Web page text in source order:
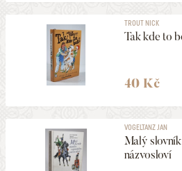
TROUT NICK
Tak kde to
40 Kč
VOGELTANZ JAN
Malý
názvosloví